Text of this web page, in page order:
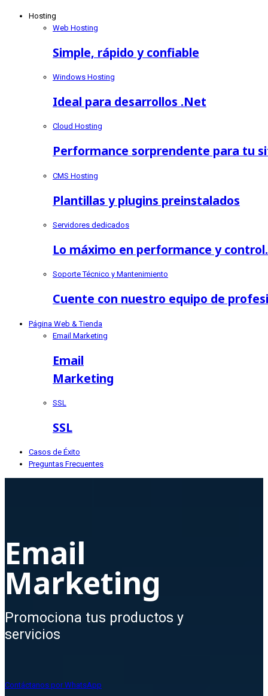
Hosting
Web Hosting
Simple, rápido y confiable
Windows Hosting
Ideal para desarrollos .Net
Cloud Hosting
Performance sorprendente para tu
CMS Hosting
Plantillas y plugins preinstalados
Servidores dedicados
Lo máximo en performance y control.
Soporte Técnico y Mantenimiento
Cuente con nuestro equipo de
Página Web & Tienda
Email Marketing
Email
Marketing
SSL
SSL
Casos de Éxito
Preguntas Frecuentes
Email
Marketing
Promociona tus productos y
servicios
Contáctanos por WhatsApp